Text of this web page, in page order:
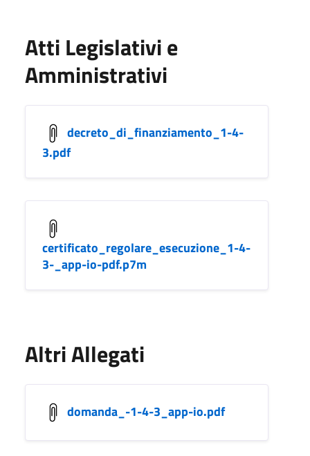
Atti Legislativi e
Amministrativi
decreto_di_finanziamento_1-4-
3.pdf
certificato_regolare_esecuzione_1-4-
3-_app-io-pdf.p7m
Altri Allegati
domanda_-1-4-3_app-io.pdf